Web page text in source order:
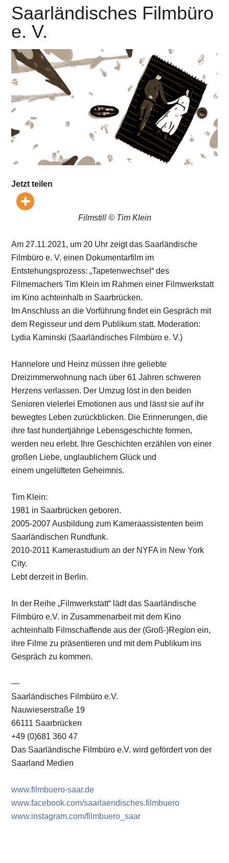
Saarländisches Filmbüro
e. V.
Jetzt teilen
Filmstill © Tim Klein
Am 27.11.2021, um 20 Uhr zeigt das Saarländische
Filmbüro e. V. einen Dokumentarfilm im
Entstehungsprozess: „Tapetenwechsel“ des
Filmemachers Tim Klein im Rahmen einer Filmwerkstatt
im Kino achteinhalb in Saarbrücken.
Im Anschluss an die Vorführung findet ein Gespräch mit
dem Regisseur und dem Publikum statt. Moderation:
Lydia Kaminski (Saarländisches Filmbüro e. V.)
Hannelore und Heinz müssen ihre geliebte
Dreizimmerwohnung nach über 61 Jahren schweren
Herzens verlassen. Der Umzug löst in den beiden
Senioren vielerlei Emotionen aus und lässt sie auf ihr
bewegtes Leben zurückblicken. Die Erinnerungen, die
ihre fast hundertjährige Lebensgeschichte formen,
werden neu erlebt. Ihre Geschichten erzählen von einer
großen Liebe, unglaublichem Glück und
einem ungelüfteten Geheimnis.
Tim Klein:
1981 in Saarbrücken geboren.
2005-2007 Ausbildung zum Kameraassistenten beim
Saarländischen Rundfunk.
2010-2011 Kamerastudium an der NYFA in New York
City.
Lebt derzeit in Berlin.
In der Reihe „Filmwerkstatt“ lädt das Saarländische
Filmbüro e.V. in Zusammenarbeit mit dem Kino
achteinhalb Filmschaffende aus der (Groß-)Region ein,
ihre Filme zu präsentieren und mit dem Publikum ins
Gespräch zu kommen.
—
Saarländisches Filmbüro e.V.
Nauwieserstraße 19
66111 Saarbrücken
+49 (0)681 360 47
Das Saarländische Filmbüro e.V. wird gefördert von der
Saarland Medien
www.filmbuero-saar.de
www.facebook.com/saarlaendisches.filmbuero
www.instagram.com/filmbuero_saar